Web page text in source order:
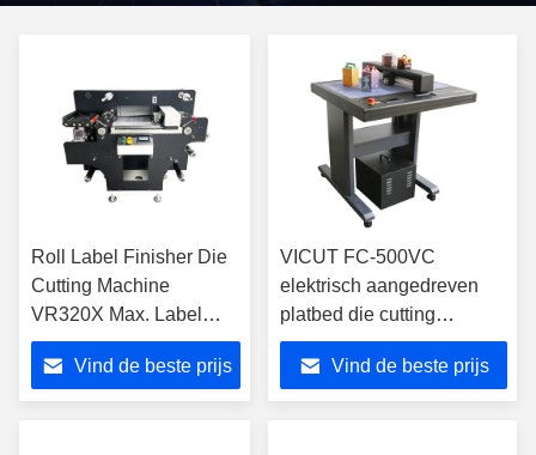
Roll Label Finisher Die
Cutting Machine
VR320X Max. Label
Lengte 400mm Digitale
die cutterVind de beste prijs
VICUT FC-500VC
elektrisch aangedreven
platbed die cutting
machine
Vind de beste prijs